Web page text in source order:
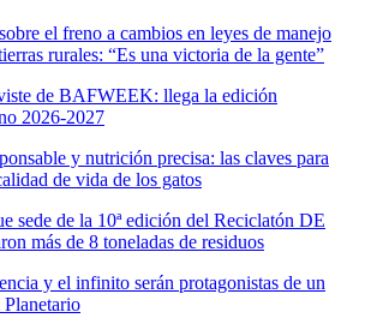
el freno a cambios en leyes de manejo
rurales: “Es una victoria de la gente”
de BAFWEEK: llega la edición
2026-2027
y nutrición precisa: las claves para
de vida de los gatos
sede de la 10ª edición del Reciclatón DE
más de 8 toneladas de residuos
y el infinito serán protagonistas de un
Planetario